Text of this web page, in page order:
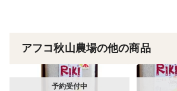
農薬成分数は、数字が大きくなるほど
アフコ秋山農場の他の商品